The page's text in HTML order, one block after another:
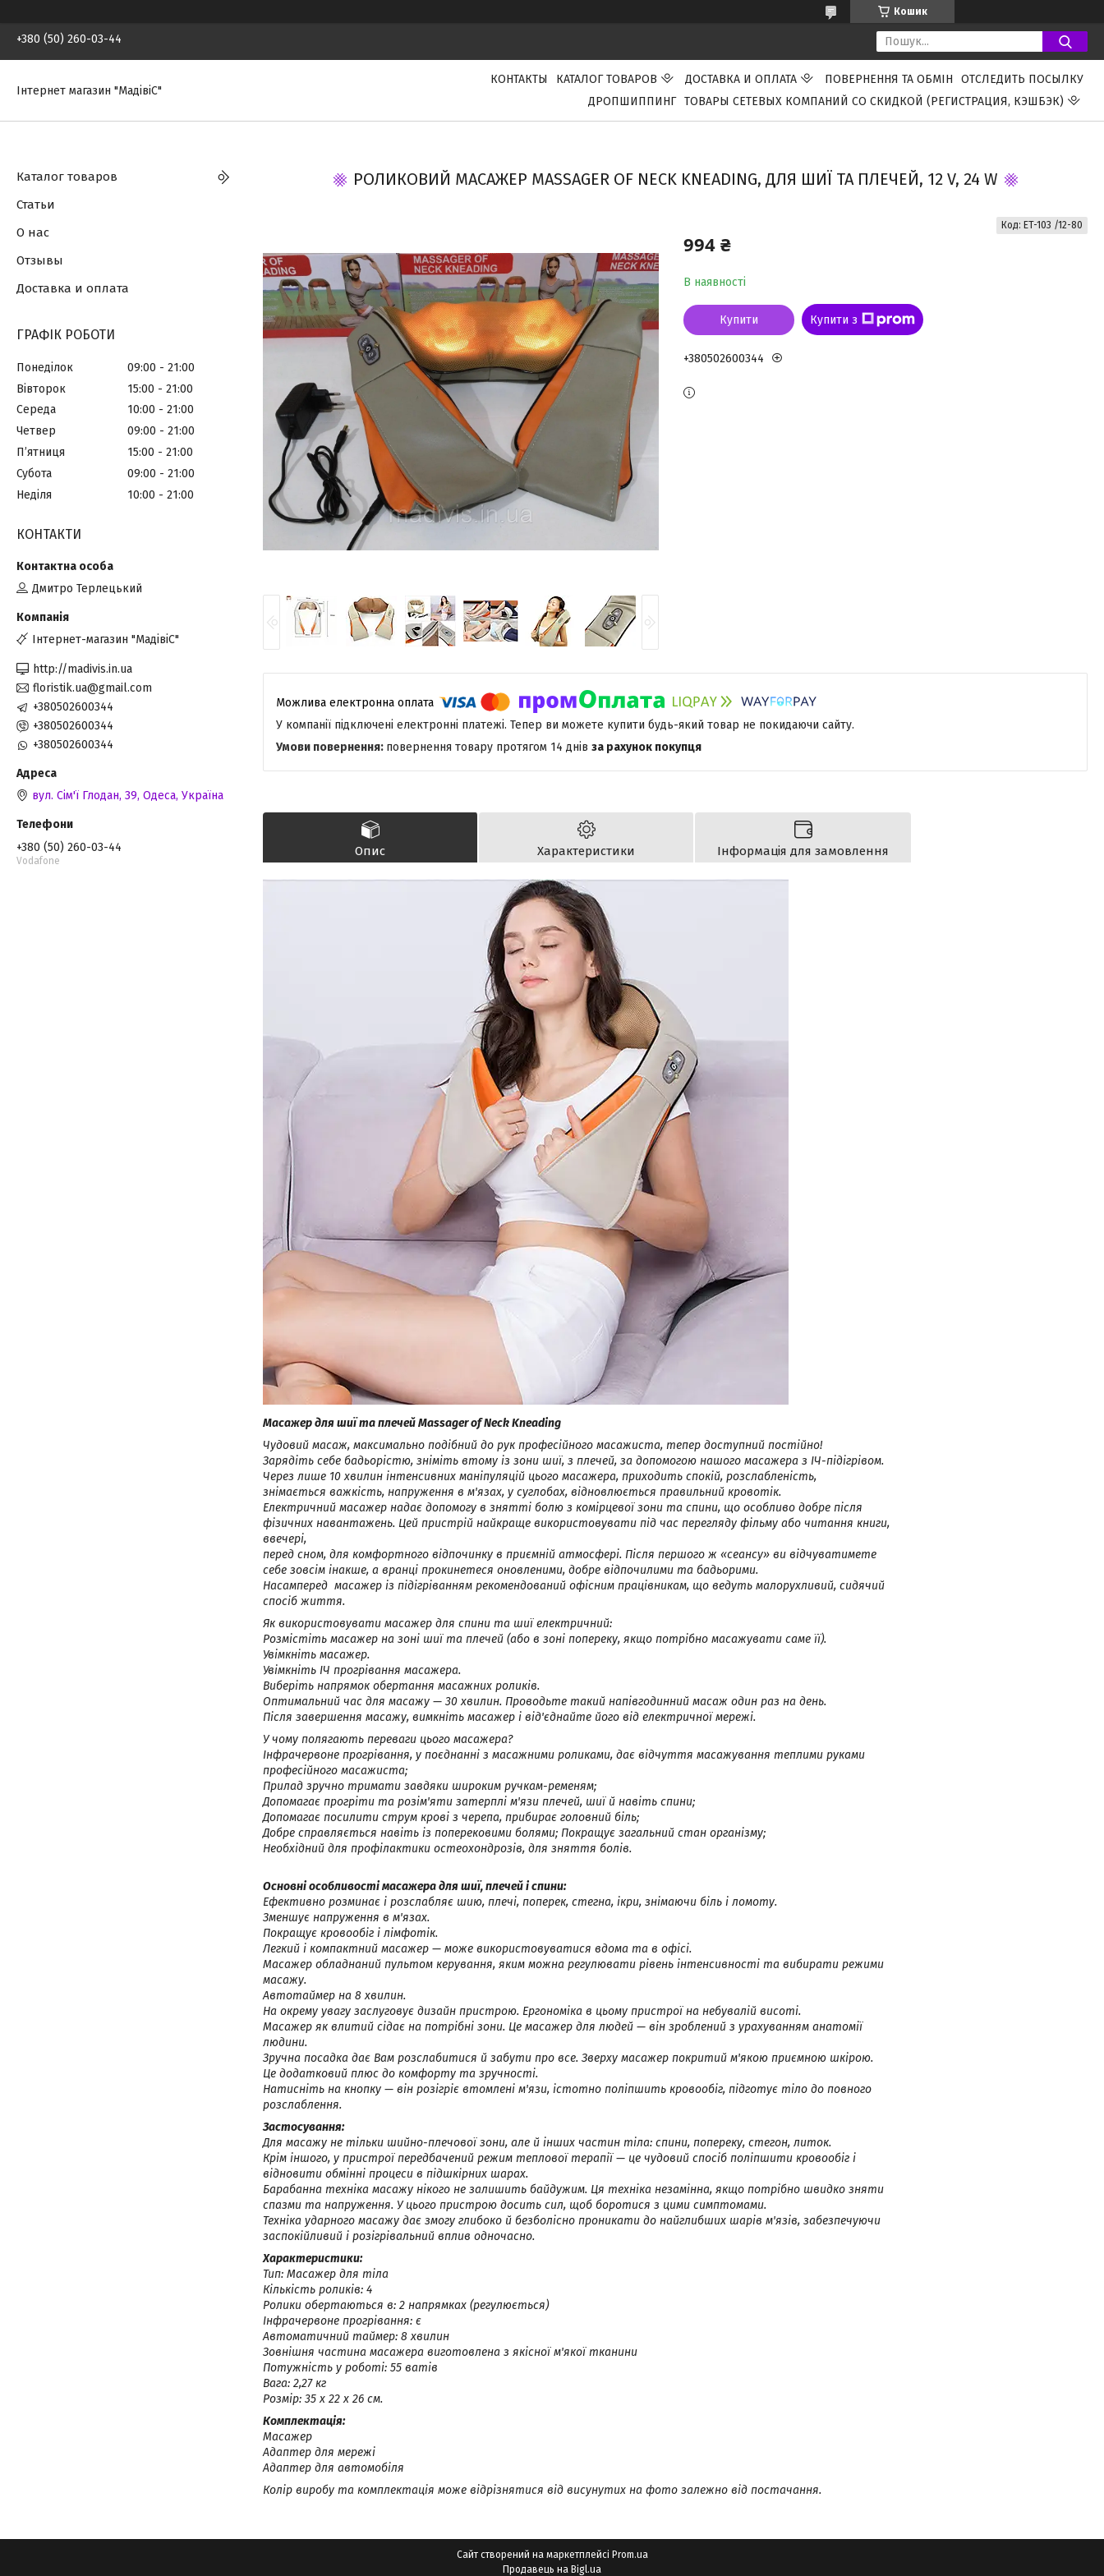
Кошик
+380 (50) 260-03-44
Інтернет магазин "МадівіС"
КОНТАКТЫ КАТАЛОГ ТОВАРОВ ДОСТАВКА И ОПЛАТА ПОВЕРНЕННЯ ТА ОБМІН
ОТСЛЕДИТЬ ПОСЫЛКУ
ДРОПШИППИНГ ТОВАРЫ СЕТЕВЫХ КОМПАНИЙ СО СКИДКОЙ (РЕГИСТРАЦИЯ, КЭШБЭК)
РОЛИКОВИЙ МАСАЖЕР MASSAGER OF NECK KNEADING, ДЛЯ ШИЇ ТА ПЛЕЧЕЙ, 12 V, 24 W
994 ₴
В наявності
Код: ET-103 /12-80
Купити Купити з
+380502600344
У компанії підключені електронні платежі. Тепер ви можете купити будь-який товар не покидаючи сайту.
повернення товару протягом 14 днів за рахунок покупця
Опис Характеристики Інформація для замовлення
Масажер для шиї та плечей Massager of Neck Kneading
Чудовий масаж, максимально подібний до рук професійного масажиста, тепер доступний постійно!
Зарядіть себе бадьорістю, зніміть втому із зони шиї, з плечей, за допомогою нашого масажера з ІЧ-підігрівом.
Через лише 10 хвилин інтенсивних маніпуляцій цього масажера, приходить спокій, розслабленість,
знімається важкість, напруження в м'язах, у суглобах, відновлюється правильний кровотік.
Електричний масажер надає допомогу в знятті болю з комірцевої зони та спини, що особливо добре після
фізичних навантажень. Цей пристрій найкраще використовувати під час перегляду фільму або читання книги,
ввечері,
перед сном, для комфортного відпочинку в приємній атмосфері. Після першого ж «сеансу» ви відчуватимете
себе зовсім інакше, а вранці прокинетеся оновленими, добре відпочилими та бадьорими.
Насамперед масажер із підігріванням рекомендований офісним працівникам, що ведуть малорухливий, сидячий
спосіб життя.
Як використовувати масажер для спини та шиї електричний:
Розмістіть масажер на зоні шиї та плечей (або в зоні попереку, якщо потрібно масажувати саме її).
Увімкніть масажер.
Увімкніть ІЧ прогрівання масажера.
Виберіть напрямок обертання масажних роликів.
Оптимальний час для масажу — 30 хвилин. Проводьте такий напівгодинний масаж один раз на день.
Після завершення масажу, вимкніть масажер і від'єднайте його від електричної мережі.
У чому полягають переваги цього масажера?
Інфрачервоне прогрівання, у поєднанні з масажними роликами, дає відчуття масажування теплими руками
професійного масажиста;
Прилад зручно тримати завдяки широким ручкам-ременям;
Допомагає прогріти та розім'яти затерплі м'язи плечей, шиї й навіть спини;
Допомагає посилити струм крові з черепа, прибирає головний біль;
Добре справляється навіть із поперековими болями; Покращує загальний стан організму;
Необхідний для профілактики остеохондрозів, для зняття болів.
Основні особливості масажера для шиї, плечей і спини:
Ефективно розминає і розслабляє шию, плечі, поперек, стегна, ікри, знімаючи біль і ломоту.
Зменшує напруження в м'язах.
Покращує кровообіг і лімфотік.
Легкий і компактний масажер — може використовуватися вдома та в офісі.
Масажер обладнаний пультом керування, яким можна регулювати рівень інтенсивності та вибирати режими
масажу.
Автотаймер на 8 хвилин.
На окрему увагу заслуговує дизайн пристрою. Ергономіка в цьому пристрої на небувалій висоті.
Масажер як влитий сідає на потрібні зони. Це масажер для людей — він зроблений з урахуванням анатомії
людини.
Зручна посадка дає Вам розслабитися й забути про все. Зверху масажер покритий м'якою приємною шкірою.
Це додатковий плюс до комфорту та зручності.
Натисніть на кнопку — він розігріє втомлені м'язи, істотно поліпшить кровообіг, підготує тіло до повного
розслаблення.
Застосування:
Для масажу не тільки шийно-плечової зони, але й інших частин тіла: спини, попереку, стегон, литок.
Крім іншого, у пристрої передбачений режим теплової терапії — це чудовий спосіб поліпшити кровообіг і
відновити обмінні процеси в підшкірних шарах.
Барабанна техніка масажу нікого не залишить байдужим. Ця техніка незамінна, якщо потрібно швидко зняти
спазми та напруження. У цього пристрою досить сил, щоб боротися з цими симптомами.
Техніка ударного масажу дає змогу глибоко й безболісно проникати до найглибших шарів м'язів, забезпечуючи
заспокійливий і розігрівальний вплив одночасно.
Характеристики:
Тип: Масажер для тіла
Кількість роликів: 4
Ролики обертаються в: 2 напрямках (регулюється)
Інфрачервоне прогрівання: є
Автоматичний таймер: 8 хвилин
Зовнішня частина масажера виготовлена з якісної м'якої тканини
Потужність у роботі: 55 ватів
Вага: 2,27 кг
Розмір: 35 х 22 х 26 см.
Комплектація:
Масажер
Адаптер для мережі
Адаптер для автомобіля
Колір виробу та комплектація може відрізнятися від висунутих на фото залежно від постачання.
Каталог товаров
Статьи
О нас
Отзывы
Доставка и оплата
ГРАФІК РОБОТИ
Понеділок 09:00
21:00
Вівторок
15:00
21:00
Середа
10:00
21:00
Четвер
09:00
21:00
Пʼятниця
15:00
21:00
Субота
09:00
21:00
Неділя
10:00 21:00
КОНТАКТИ
Дмитро Терлецький
Інтернет-магазин "МадівіС"
http://madivis.in.ua
floristik.ua@gmail.com
+380502600344
+380502600344
+380502600344
вул. Сім'ї Глодан, 39, Одеса, Україна
+380 (50) 260-03-44
Vodafone
Сайт створений на маркетплейсі Prom.ua
Продавець на Bigl.ua